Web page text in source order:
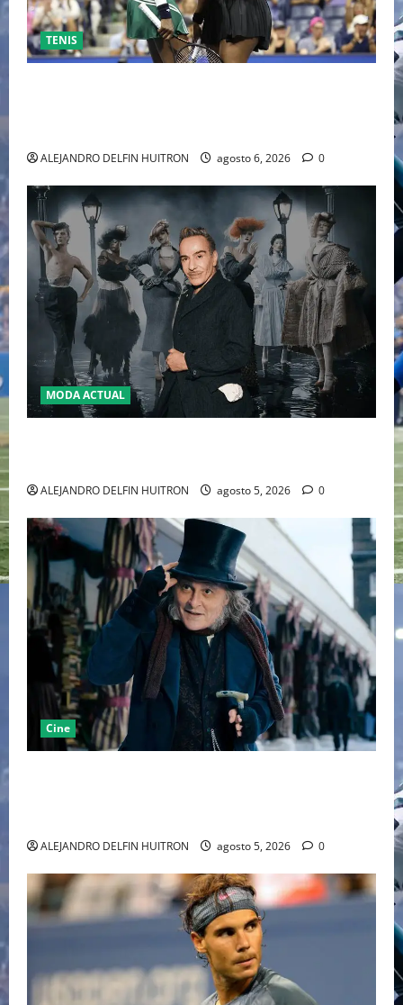
TENIS
ALEJANDRO DELFIN HUITRON agosto 6, 2026 0
MODA ACTUAL
ALEJANDRO DELFIN HUITRON agosto 5, 2026 0
Cine
ALEJANDRO DELFIN HUITRON agosto 5, 2026 0